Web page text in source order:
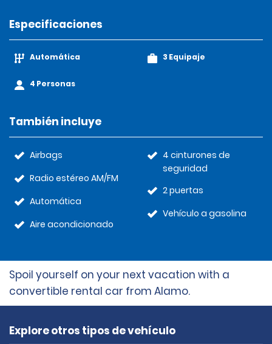
Especificaciones
Automática
4 Personas
3 Equipaje
También incluye
Airbags
Radio estéreo AM/FM
Automática
Aire acondicionado
4 cinturones de
seguridad
2 puertas
Vehículo a gasolina
Spoil yourself on your next vacation with a
convertible rental car from Alamo.
Explore otros tipos de vehículo